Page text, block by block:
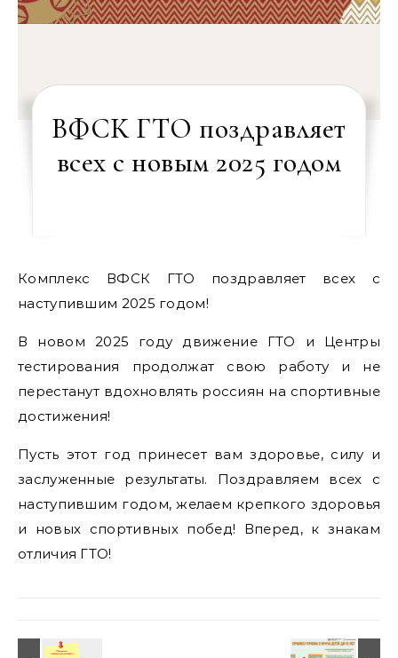
ВФСК ГТО поздравляет
всех с новым 2025 годом
Комплекс ВФСК ГТО поздравляет всех с
наступившим 2025 годом!
В новом 2025 году движение ГТО и Центры
тестирования продолжат свою работу и не
перестанут вдохновлять россиян на спортивные
достижения!
Пусть этот год принесет вам здоровье, силу и
заслуженные результаты. Поздравляем всех с
наступившим годом, желаем крепкого здоровья
и новых спортивных побед! Вперед, к знакам
отличия ГТО!